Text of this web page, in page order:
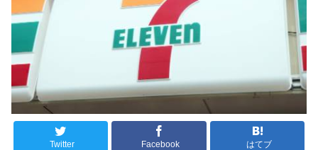
Twitter Facebook はてブ